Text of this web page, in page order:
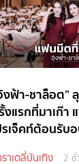
งฟ้า-ชาล็อต”
งแรกที่มาเก๊า
รเจ็คท์ต้อนรับ
าเดลี่บันเทิง 2 ชั่